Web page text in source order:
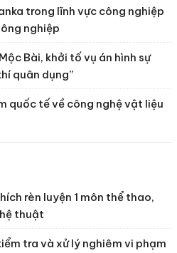
trong lĩnh vực công nghiệp
nghiệp
Bài, khởi tố vụ án hình sự
quân dụng”
quốc tế về công nghệ vật liệu
rèn luyện 1 môn thể thao,
thuật
tra và xử lý nghiêm vi phạm